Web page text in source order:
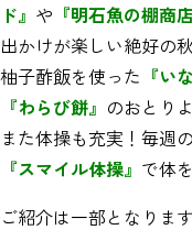
ド』 や 『明石魚の棚商
出かけが楽しい絶好の
柚子酢飯を使った 『い
『わらび餅』 のおとり
また体操も充実！毎週の
『スマイル体操』 で体
ご紹介は一部となりま